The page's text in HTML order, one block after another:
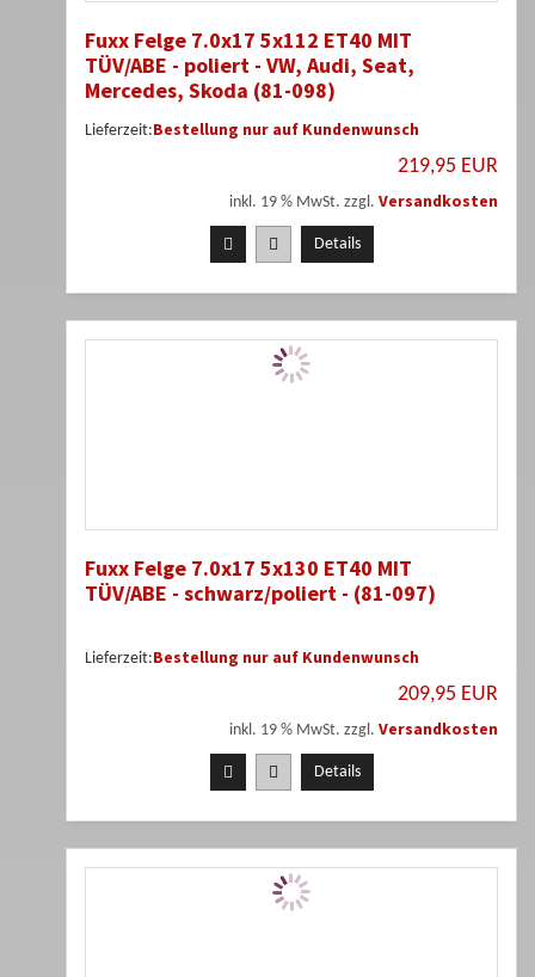
Fuxx Felge 7.0x17 5x112 ET40 MIT
TÜV/ABE - poliert - VW, Audi, Seat,
Mercedes, Skoda (81-098)
Lieferzeit:Bestellung nur auf Kundenwunsch
219,95 EUR
inkl. 19 % MwSt. zzgl. Versandkosten
Details
Fuxx Felge 7.0x17 5x130 ET40 MIT
TÜV/ABE - schwarz/poliert - (81-097)
Lieferzeit:Bestellung nur auf Kundenwunsch
209,95 EUR
inkl. 19 % MwSt. zzgl. Versandkosten
Details